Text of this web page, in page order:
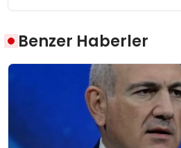
Benzer Haberler